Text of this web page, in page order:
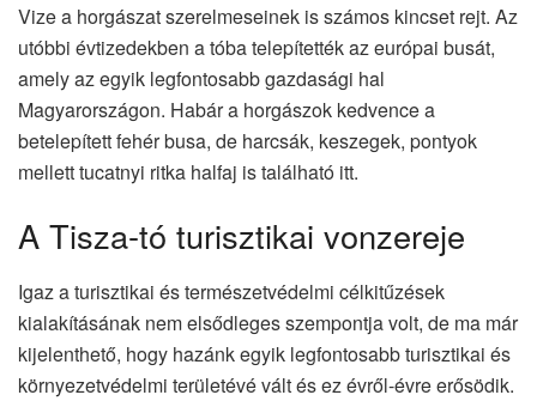
Vize a horgászat szerelmeseinek is számos kincset rejt. Az
utóbbi évtizedekben a tóba telepítették az európai busát,
amely az egyik legfontosabb gazdasági hal
Magyarországon. Habár a horgászok kedvence a
betelepített fehér busa, de harcsák, keszegek, pontyok
mellett tucatnyi ritka halfaj is található itt.
A Tisza-tó turisztikai vonzereje
Igaz a turisztikai és természetvédelmi célkitűzések
kialakításának nem elsődleges szempontja volt, de ma már
kijelenthető, hogy hazánk egyik legfontosabb turisztikai és
környezetvédelmi területévé vált és ez évről-évre erősödik.